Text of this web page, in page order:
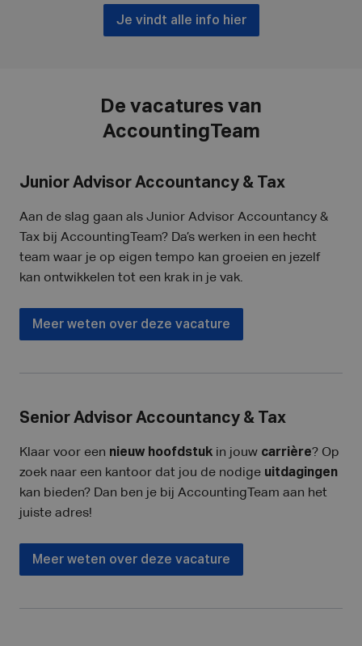
Je vindt alle info hier
De vacatures van
AccountingTeam
Junior Advisor Accountancy & Tax
Aan de slag gaan als Junior Advisor Accountancy &
Tax bij AccountingTeam? Da’s werken in een hecht
team waar je op eigen tempo kan groeien en jezelf
kan ontwikkelen tot een krak in je vak.
Meer weten over deze vacature
Senior Advisor Accountancy & Tax
Klaar voor een nieuw hoofdstuk in jouw carrière? Op
zoek naar een kantoor dat jou de nodige uitdagingen
kan bieden? Dan ben je bij AccountingTeam aan het
juiste adres!
Meer weten over deze vacature